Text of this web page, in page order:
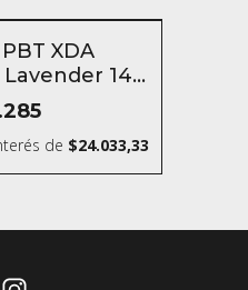
XDA
149
de $24.033,33